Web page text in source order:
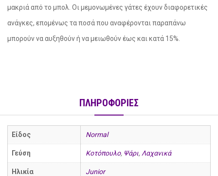
μακριά από το μπολ. Οι μεμονωμένες γάτες έχουν διαφορετικές
ανάγκες, επομένως τα ποσά που αναφέρονται παραπάνω
μπορούν να αυξηθούν ή να μειωθούν έως και κατά 15%.
ΠΛΗΡΟΦΟΡΙΕΣ
Είδος Normal
Γεύση Κοτόπουλο, Ψάρι, Λαχανικά
Ηλικία Junior